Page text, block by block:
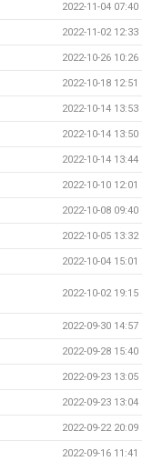
2022-11-04 07:40
2022-11-02 12:33
2022-10-26 10:26
2022-10-18 12:51
2022-10-14 13:53
2022-10-14 13:50
2022-10-14 13:44
2022-10-10 12:01
2022-10-08 09:40
2022-10-05 13:32
2022-10-04 15:01
2022-10-02 19:15
2022-09-30 14:57
2022-09-28 15:40
2022-09-23 13:05
2022-09-23 13:04
2022-09-22 20:09
2022-09-16 11:41